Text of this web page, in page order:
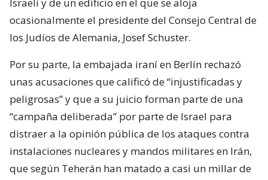
ocasionalmente el presidente del Consejo Central de
los Judíos de Alemania, Josef Schuster.
Por su parte, la embajada iraní en Berlín rechazó
unas acusaciones que calificó de “injustificadas y
peligrosas” y que a su juicio forman parte de una
“campaña deliberada” por parte de Israel para
distraer a la opinión pública de los ataques contra
instalaciones nucleares y mandos militares en Irán,
que según Teherán han matado a casi un millar de